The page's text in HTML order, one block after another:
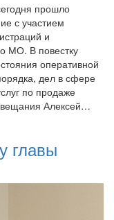
прошло
с участием
и
МО. В повестку
оперативной
дел в сфере
по продаже
Алексей…
главы